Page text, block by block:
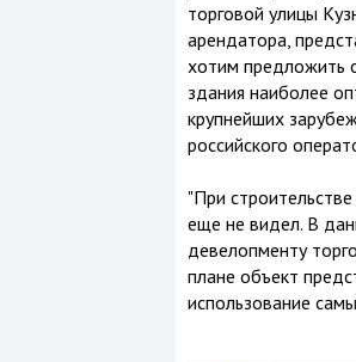
торговой улицы
арендатора,
хотим предложить
здания наиболее
крупнейших
российского
"При
еще не видел. В
девелопменту
плане объект
использование